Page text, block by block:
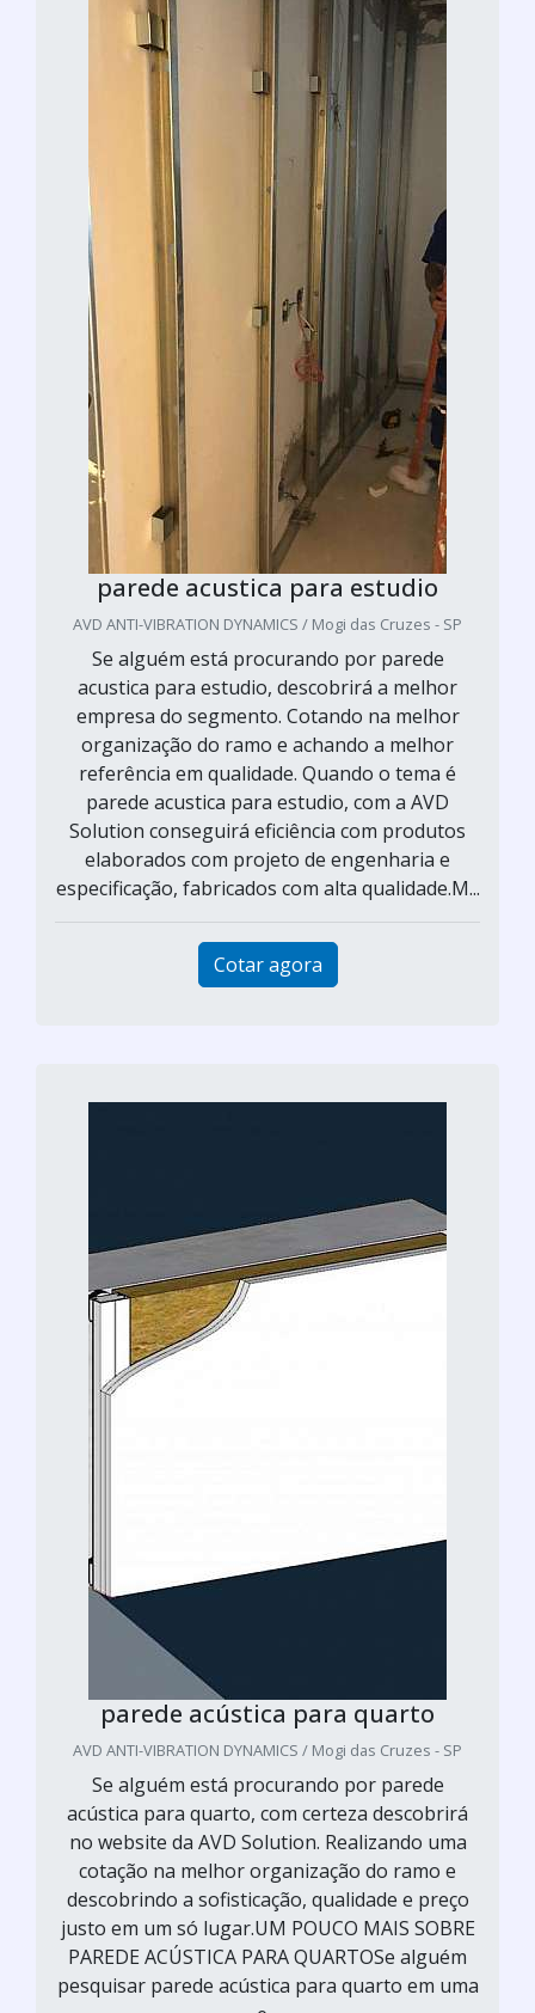
parede acustica para estudio
AVD ANTI-VIBRATION DYNAMICS / Mogi das Cruzes - SP
Se alguém está procurando por parede
acustica para estudio, descobrirá a melhor
empresa do segmento. Cotando na melhor
organização do ramo e achando a melhor
referência em qualidade. Quando o tema é
parede acustica para estudio, com a AVD
Solution conseguirá eficiência com produtos
elaborados com projeto de engenharia e
especificação, fabricados com alta qualidade.M...
Cotar agora
parede acústica para quarto
AVD ANTI-VIBRATION DYNAMICS / Mogi das Cruzes - SP
Se alguém está procurando por parede
acústica para quarto, com certeza descobrirá
no website da AVD Solution. Realizando uma
cotação na melhor organização do ramo e
descobrindo a sofisticação, qualidade e preço
justo em um só lugar.UM POUCO MAIS SOBRE
PAREDE ACÚSTICA PARA QUARTOSe alguém
pesquisar parede acústica para quarto em uma